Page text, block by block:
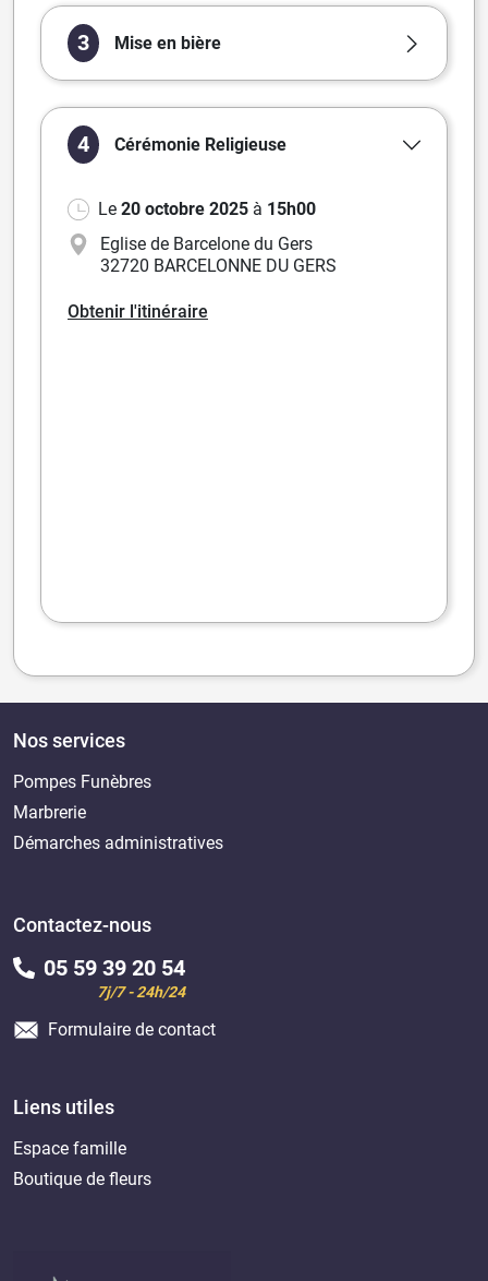
3 Mise en bière
4 Cérémonie Religieuse
Le 20 octobre 2025 à 15h00
Eglise de Barcelone du Gers
32720 BARCELONNE DU GERS
Obtenir l'itinéraire
Nos services
Pompes Funèbres
Marbrerie
Démarches administratives
Contactez-nous
05 59 39 20 54
7j/7 - 24h/24
Formulaire de contact
Liens utiles
Espace famille
Boutique de fleurs